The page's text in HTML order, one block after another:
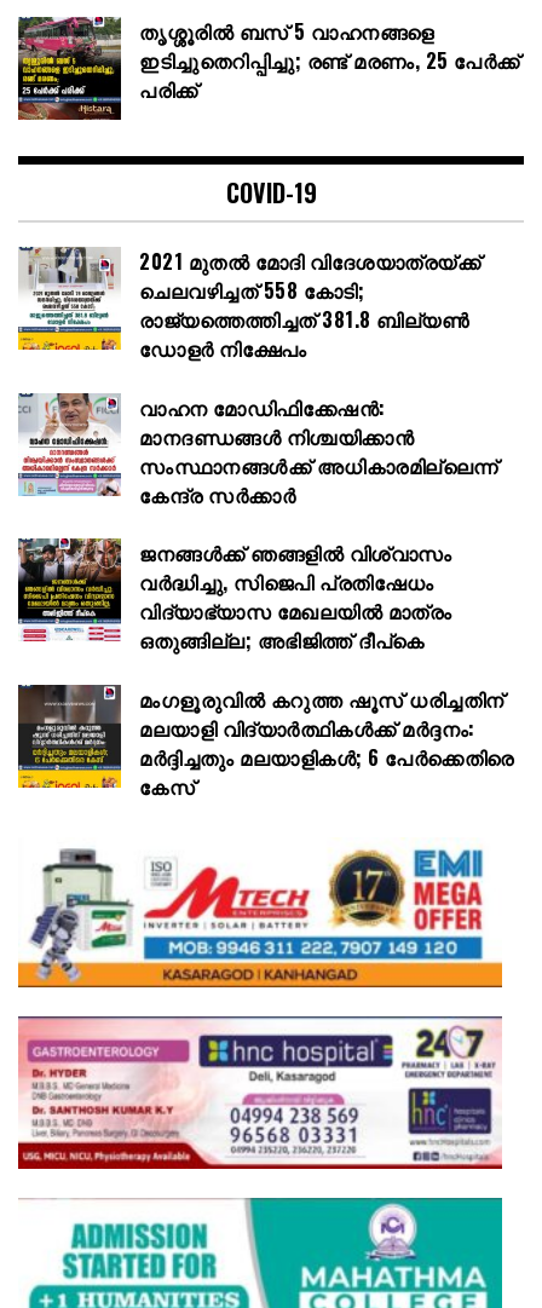
തൃശ്ശൂരിൽ ബസ് 5 വാഹനങ്ങളെ
ഇടിച്ചുതെറിപ്പിച്ചു; രണ്ട് മരണം, 25 പേർക്ക്
പരിക്ക്
COVID-19
2021 മുതൽ മോദി വിദേശയാത്രയ്ക്ക്
ചെലവഴിച്ചത് 558 കോടി;
രാജ്യത്തെത്തിച്ചത് 381.8 ബില്യൺ
ഡോളർ നിക്ഷേപം
വാഹന മോഡിഫിക്കേഷൻ:
മാനദണ്ഡങ്ങൾ നിശ്ചയിക്കാൻ
സംസ്ഥാനങ്ങൾക്ക് അധികാരമില്ലെന്ന്
കേന്ദ്ര സർക്കാർ
ജനങ്ങൾക്ക് ഞങ്ങളിൽ വിശ്വാസം
വർദ്ധിച്ചു, സിജെപി പ്രതിഷേധം
വിദ്യാഭ്യാസ മേഖലയിൽ മാത്രം
ഒതുങ്ങില്ല; അഭിജിത്ത് ദീപ്കെ
മംഗളൂരുവിൽ കറുത്ത ഷൂസ് ധരിച്ചതിന്
മലയാളി വിദ്യാർത്ഥികൾക്ക് മർദ്ദനം:
മർദ്ദിച്ചതും മലയാളികൾ; 6 പേർക്കെതിരെ
കേസ്